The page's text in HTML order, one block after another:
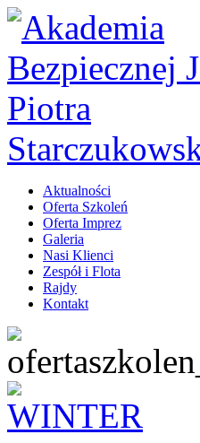
Aktualności
Oferta Szkoleń
Oferta Imprez
Galeria
Nasi Klienci
Zespół i Flota
Rajdy
Kontakt